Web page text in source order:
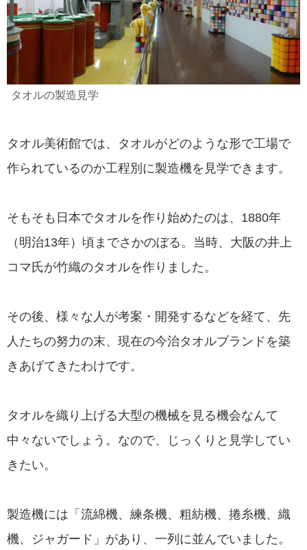
タオルの製造見学
タオル美術館では、タオルがどのような形で工場で
作られているのか工程別に製造機を見学できます。
そもそも日本でタオルを作り始めたのは、1880年
（明治13年）頃までさかのぼる。当時、大阪の井上
コマ氏が竹織のタオルを作りました。
その後、様々な人が考案・開発するなどを経て、先
人たちの努力の末、現在の今治タオルブランドを築
きあげてきたわけです。
タオルを織り上げる大型の機械を見る機会なんて
中々ないでしょう。なので、じっくりと見学してい
きたい。
製造機には「流綿機、練条機、粗紡機、捲糸機、織
機、ジャガード」があり、一列に並んでいました。